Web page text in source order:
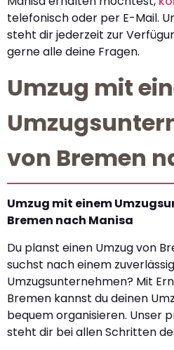
telefonisch oder per E-Mail.
steht dir jederzeit zur
gerne alle deine Fragen.
Umzug mit
von Bremen
Umzug mit einem
Bremen nach Manisa
Du planst einen Umzug von
suchst nach einem
Umzugsunternehmen? Mit
Bremen kannst du deinen
bequem organisieren. Unser
steht dir bei allen Schritten